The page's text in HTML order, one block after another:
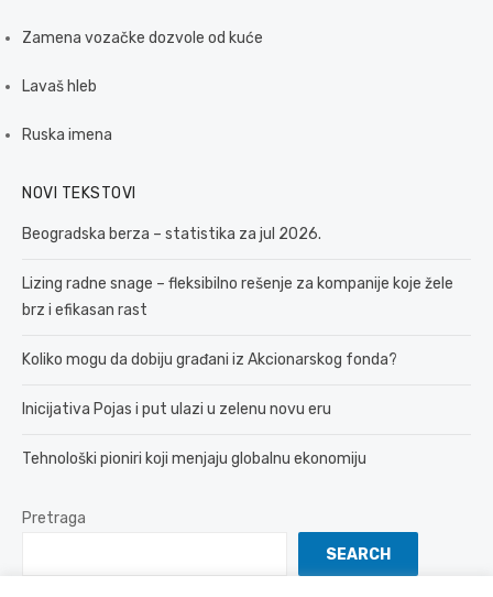
Zamena vozačke dozvole od kuće
Lavaš hleb
Ruska imena
NOVI TEKSTOVI
Beogradska berza – statistika za jul 2026.
Lizing radne snage – fleksibilno rešenje za kompanije koje žele
brz i efikasan rast
Koliko mogu da dobiju građani iz Akcionarskog fonda?
Inicijativa Pojas i put ulazi u zelenu novu eru
Tehnološki pioniri koji menjaju globalnu ekonomiju
Pretraga
SEARCH